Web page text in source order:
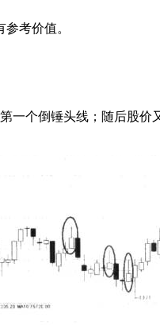
考价值。
一个倒锤头线；随后股